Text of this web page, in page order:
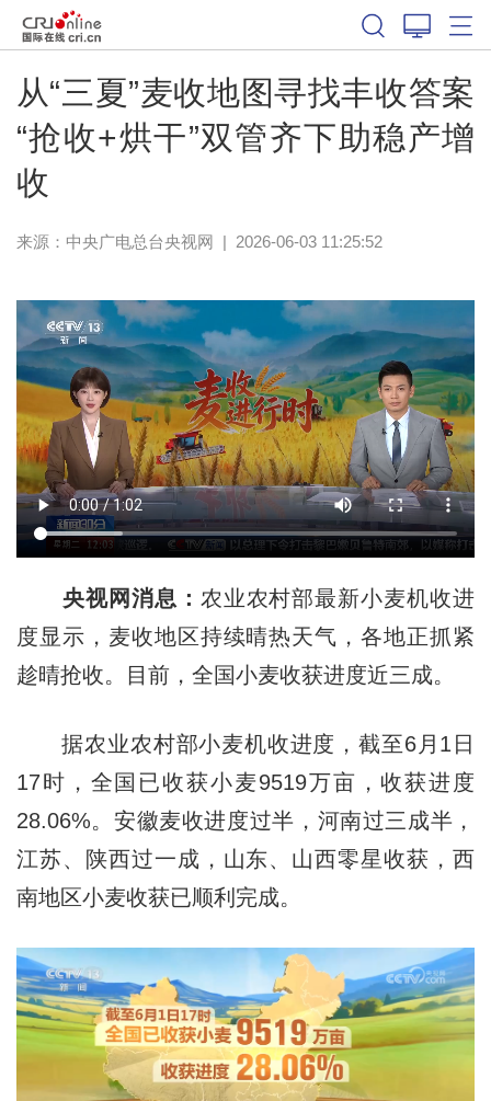
从“三夏”麦收地图寻找丰收答案
“抢收+烘干”双管齐下助稳产增
收
来源： 中央广电总台央视网 | 2026-06-03 11:25:52
央视网消息： 农业农村部最新小麦机收进
度显示，麦收地区持续晴热天气，各地正抓紧
趁晴抢收。目前，全国小麦收获进度近三成。
据农业农村部小麦机收进度，截至6月1日
17时，全国已收获小麦9519万亩，收获进度
28.06%。安徽麦收进度过半，河南过三成半，
江苏、陕西过一成，山东、山西零星收获，西
南地区小麦收获已顺利完成。